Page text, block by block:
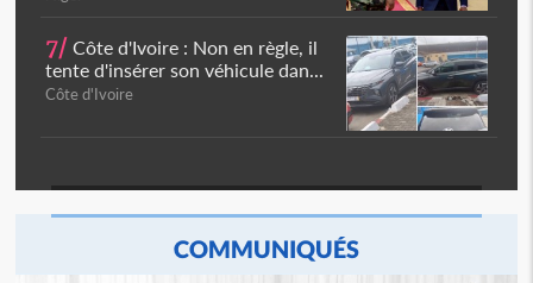
7/ Côte d'Ivoire : Non en règle, il
tente d'insérer son véhicule dan...
Côte d'Ivoire
COMMUNIQUÉS